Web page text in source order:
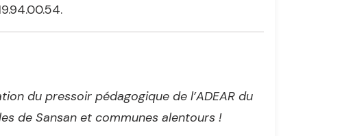
du pressoir pédagogique de l’ADEAR du
de Sansan et communes alentours !